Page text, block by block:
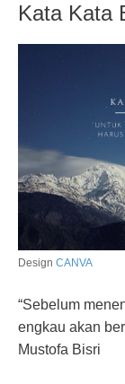
Kata Kata
Design CANVA
“Sebelum
engkau akan
Mustofa Bisri